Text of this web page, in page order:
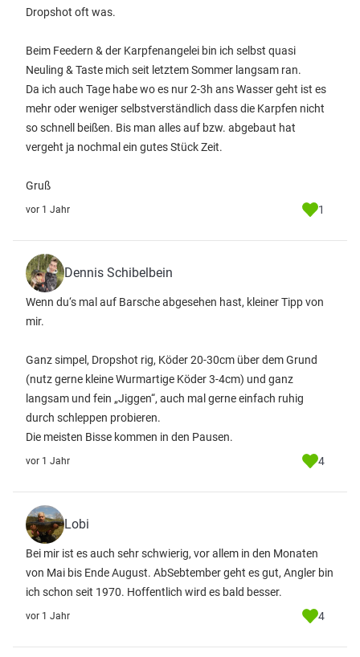
Dropshot oft was.
Beim Feedern & der Karpfenangelei bin ich selbst quasi
Neuling & Taste mich seit letztem Sommer langsam ran.
Da ich auch Tage habe wo es nur 2-3h ans Wasser geht ist es
mehr oder weniger selbstverständlich dass die Karpfen nicht
so schnell beißen. Bis man alles auf bzw. abgebaut hat
vergeht ja nochmal ein gutes Stück Zeit.
Gruß
vor 1 Jahr 1
Dennis Schibelbein
Wenn du‘s mal auf Barsche abgesehen hast, kleiner Tipp von
mir.
Ganz simpel, Dropshot rig, Köder 20-30cm über dem Grund
(nutz gerne kleine Wurmartige Köder 3-4cm) und ganz
langsam und fein „Jiggen“, auch mal gerne einfach ruhig
durch schleppen probieren.
Die meisten Bisse kommen in den Pausen.
vor 1 Jahr 4
Lobi
Bei mir ist es auch sehr schwierig, vor allem in den Monaten
von Mai bis Ende August. AbSebtember geht es gut, Angler bin
ich schon seit 1970. Hoffentlich wird es bald besser.
vor 1 Jahr 4